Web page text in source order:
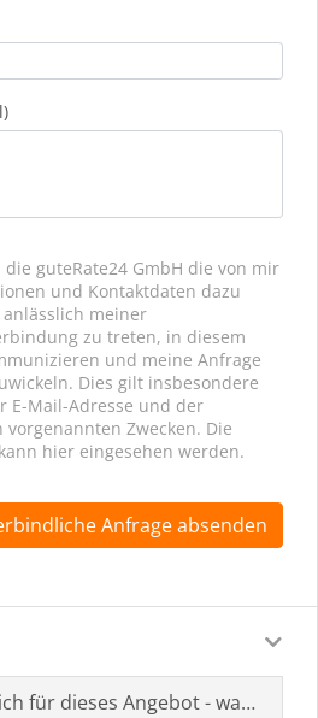
guteRate24 GmbH die von mir
und Kontaktdaten dazu
meiner
zu treten, in diesem
und meine Anfrage
Dies gilt insbesondere
E-Mail-Adresse und der
Zwecken. Die
kann hier eingesehen werden.
Anfrage absenden
für dieses Angebot - was muss